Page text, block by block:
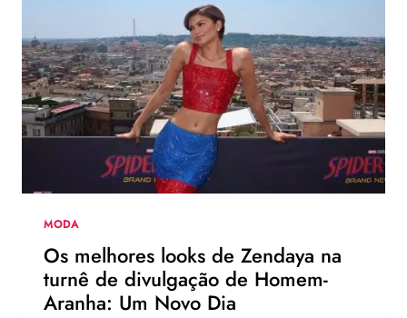
CAMPANHA
DA
LEVI’S
AO
LADO
DE
JOGADOR
DA
NBA
MODA
Os melhores looks de Zendaya na
turnê de divulgação de Homem-
Aranha: Um Novo Dia